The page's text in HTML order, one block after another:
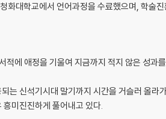
화대학교에서 언어과정을 수료했으며, 학술
에 애정을 기울여 지금까지 적지 않은 성과
신석기시대 말기까지 시간을 거슬러 올라
미진진하게 풀어내고 있다.